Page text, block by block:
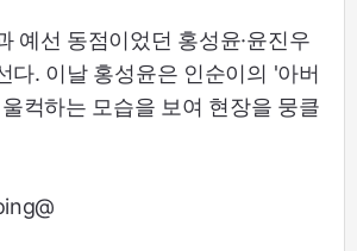
예선 동점이었던 홍성윤·윤진우
다. 이날 홍성윤은 인순이의 '아버
컥하는 모습을 보여 현장을 뭉클